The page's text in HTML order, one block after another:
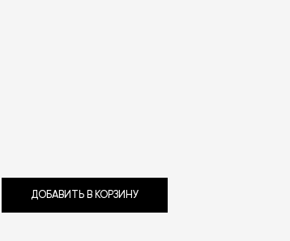
ДОБАВИТЬ В КОРЗИНУ